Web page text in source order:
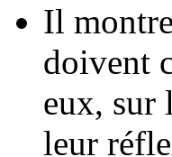
Il
doivent
eux, sur
leur